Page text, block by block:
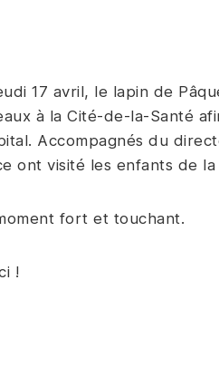
17 avril, le lapin de
à la Cité-de-la-Santé
Accompagnés du
ont visité les enfants de
fort et touchant.
!